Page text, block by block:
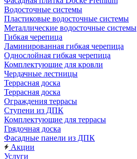
Водосточные системы
Пластиковые водосточные системы
Металлические водосточные системы
Гибкая черепица
Ламинированная гибкая черепица
Однослойная гибкая черепица
Комплектующие для кровли
Чердачные лестницы
Террасная доска
Террасная доска
Ограждения террасы
Ступени из ДПК
Комплектующие для террасы
Грядочная доска
Фасадные панели из ДПК
Акции
Услуги